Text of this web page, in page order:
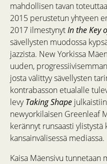
mahdollisen tavan
2015 perustetun yhtyeen
2017 ilmestynyt In the Key
sävellysten muodossa
jazzista. New Yorkissa
uuden,
josta välittyy sävellysten
kontrabasson etualalle
levyTaking Shape
newyorkilaisen Greenleaf
kerännyt runsaasti ylistystä
kansainvälisessä mediassa.
Kaisa Mäensivu tunnetaan